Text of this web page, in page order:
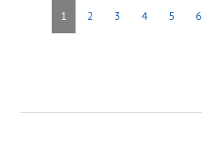
1 2 3 4 5 6